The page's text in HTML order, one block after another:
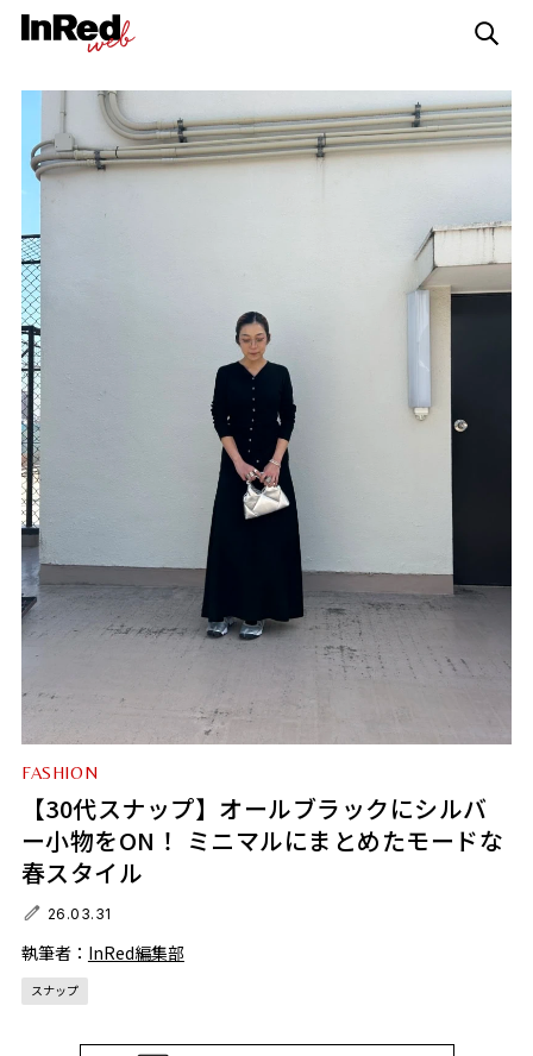
FASHION
【30代スナップ】オールブラックにシルバ
ー小物をON！ ミニマルにまとめたモードな
春スタイル
26.03.31
執筆者： InRed編集部
スナップ